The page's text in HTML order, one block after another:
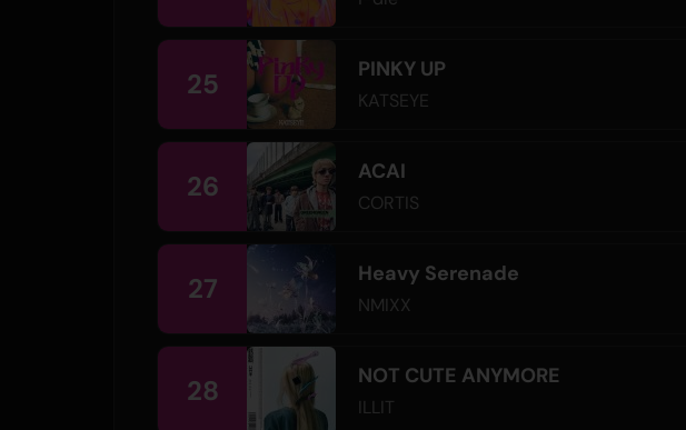
25 PINKY UP
KATSEYE
26 ACAI
CORTIS
27 Heavy Serenade
NMIXX
28 NOT CUTE ANYMORE
ILLIT